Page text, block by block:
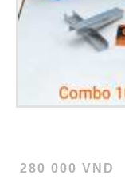
280 000 VND